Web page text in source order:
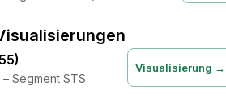
Segment STS
Visualisierung →